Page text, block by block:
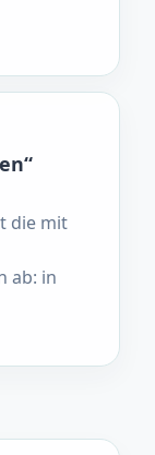
die mit
ab: in